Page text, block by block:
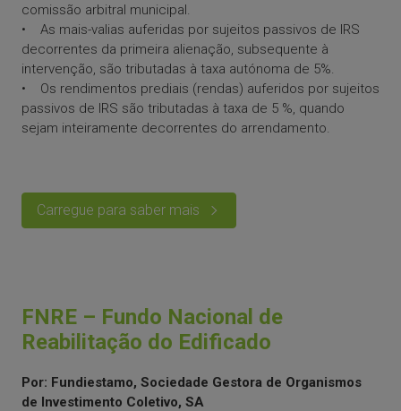
comissão arbitral municipal.
• As mais-valias auferidas por sujeitos passivos de IRS
decorrentes da primeira alienação, subsequente à
intervenção, são tributadas à taxa autónoma de 5%.
• Os rendimentos prediais (rendas) auferidos por sujeitos
passivos de IRS são tributadas à taxa de 5 %, quando
sejam inteiramente decorrentes do arrendamento.
Carregue para saber mais
FNRE – Fundo Nacional de
Reabilitação do Edificado
Por: Fundiestamo, Sociedade Gestora de Organismos
de Investimento Coletivo, SA